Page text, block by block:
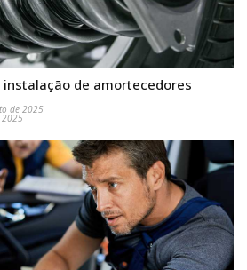
de amortecedores
de 2025